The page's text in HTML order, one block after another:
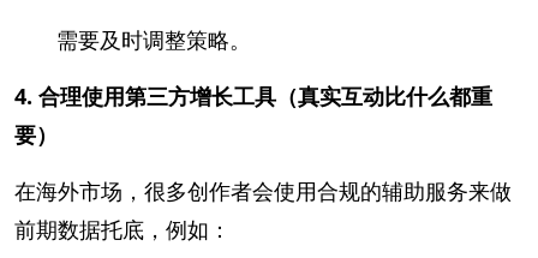
需要及时调整策略。
4. 合理使用第三方增长工具（真实互动比什么都重
要）
在海外市场，很多创作者会使用合规的辅助服务来做
前期数据托底，例如：